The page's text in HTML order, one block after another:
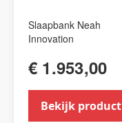
Slaapbank Neah
Innovation
€ 1.953,00
Bekijk product